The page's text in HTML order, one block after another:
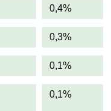
0,4%
0,3%
0,1%
0,1%